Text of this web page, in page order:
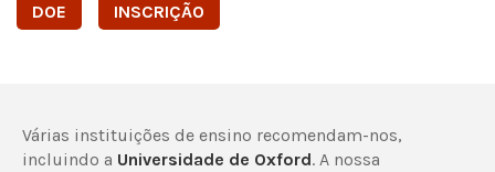
DOE INSCRIÇÃO
Várias instituições de ensino recomendam-nos,
incluindo a Universidade de Oxford. A nossa